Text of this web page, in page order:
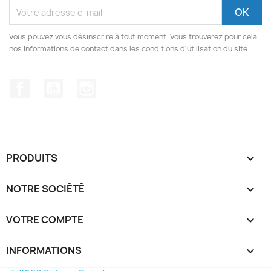
Vous pouvez vous désinscrire à tout moment. Vous trouverez pour cela
nos informations de contact dans les conditions d'utilisation du site.
PRODUITS 
NOTRE SOCIÉTÉ 
VOTRE COMPTE 
INFORMATIONS keyboard_arrow_down